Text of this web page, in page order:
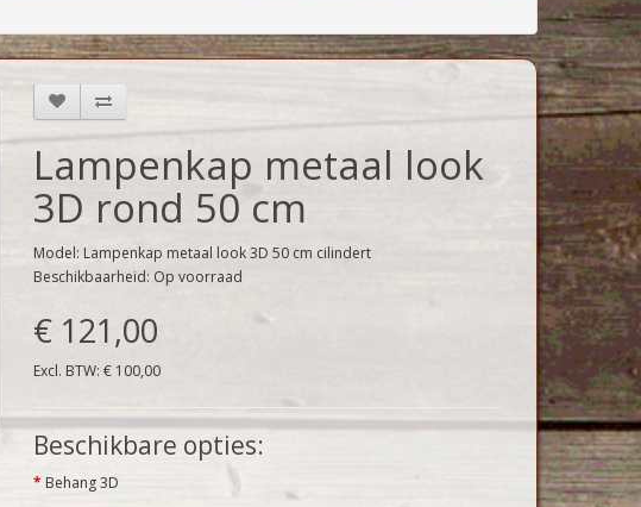
Lampenkap metaal look
3D rond 50 cm
Model: Lampenkap metaal look 3D 50 cm cilindert
Beschikbaarheid: Op voorraad
€ 121,00
Excl. BTW: € 100,00
Beschikbare opties:
Behang 3D